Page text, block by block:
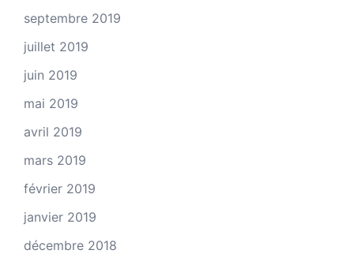
septembre 2019
juillet 2019
juin 2019
mai 2019
avril 2019
mars 2019
février 2019
janvier 2019
décembre 2018